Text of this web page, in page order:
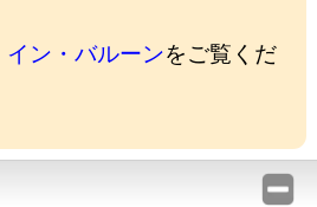
ン・バルーンをご覧くだ